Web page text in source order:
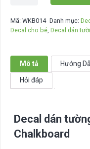
Maneki
WKB014
Mã: WKB014 Danh mục:
Decal cho bé Decal dán
Mô tả Hướng
Hỏi đáp
Decal dán
Chalkboard